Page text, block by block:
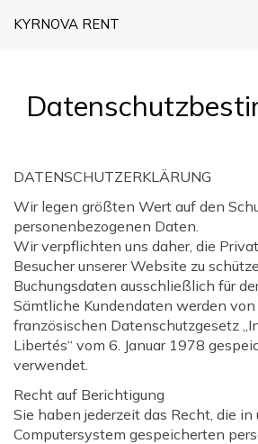
KYRNOVA RENT
DATENSCHUTZERKLÄRUNG
Wir legen größten Wert auf den
personenbezogenen Daten.
Wir verpflichten uns daher, die
Besucher unserer Website zu
Buchungsdaten ausschließlich für
Sämtliche Kundendaten werden
französischen Datenschutzgesetz
Libertés“ vom 6. Januar 1978
verwendet.
Recht auf Berichtigung
Sie haben jederzeit das Recht, die in
Computersystem gespeicherten